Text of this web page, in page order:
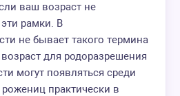
ваш возраст не
рамки. В
не бывает такого термина
для родоразрешения
могут появляться среди
практически в